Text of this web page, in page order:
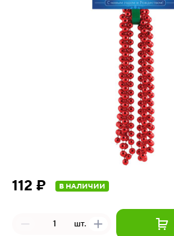
112 ₽ В НАЛИЧИИ
шт.